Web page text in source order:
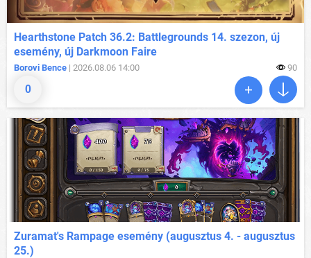
0
Hearthstone Patch 36.2: Battlegrounds 14. szezon, új
esemény, új Darkmoon Faire
Borovi Bence | 2026.08.06 14:00 90
Zuramat's Rampage esemény (augusztus 4. - augusztus
25.)